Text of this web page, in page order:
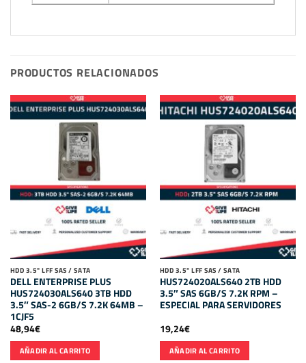
PRODUCTOS RELACIONADOS
HDD 3.5" LFF SAS / SATA
DELL ENTERPRISE PLUS
HUS724030ALS640 3TB HDD
3.5″ SAS-2 6GB/S 7.2K 64MB –
1CJF5
48,94€
AÑADIR AL CARRITO
HDD 3.5" LFF SAS / SATA
HUS724020ALS640 2TB HDD
3.5″ SAS 6GB/S 7.2K RPM –
ESPECIAL PARA SERVIDORES
19,24€
AÑADIR AL CARRITO